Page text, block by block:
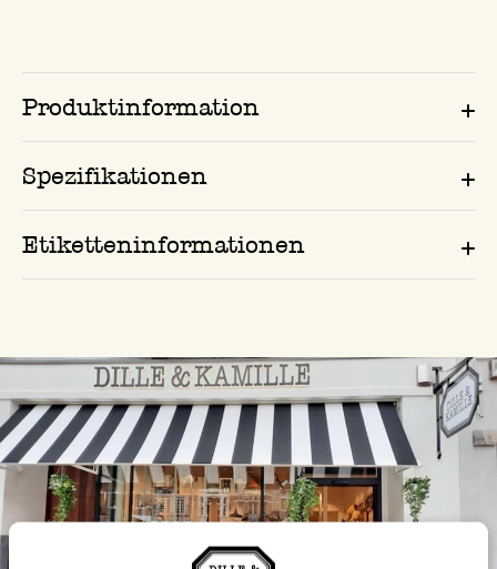
Produktinformation
Spezifikationen
Etiketteninformationen